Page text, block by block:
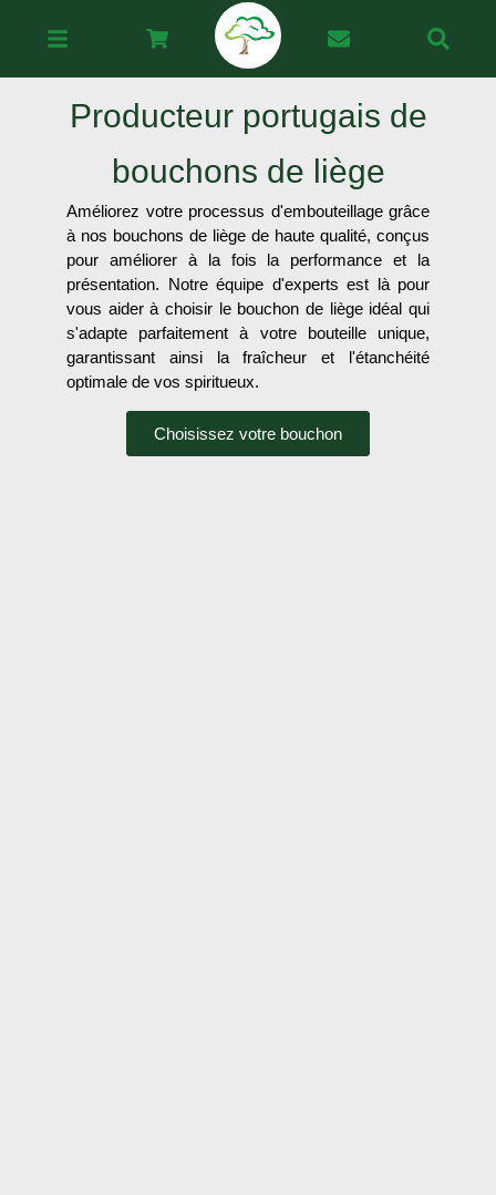
Producteur portugais de
bouchons de liège
Améliorez votre processus d'embouteillage grâce
à nos bouchons de liège de haute qualité, conçus
pour améliorer à la fois la performance et la
présentation. Notre équipe d'experts est là pour
vous aider à choisir le bouchon de liège idéal qui
s'adapte parfaitement à votre bouteille unique,
garantissant ainsi la fraîcheur et l'étanchéité
optimale de vos spiritueux.
Choisissez votre bouchon